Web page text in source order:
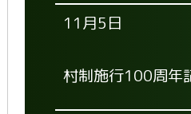
11月5日
村制施行100周年